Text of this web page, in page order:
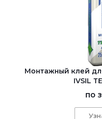
Монтажный клей
IVSIL
по